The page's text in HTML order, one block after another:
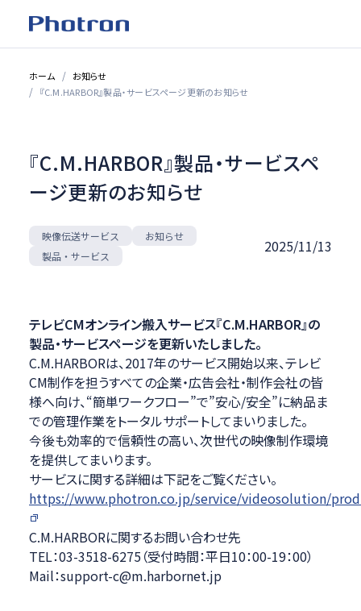
ホーム
お知らせ
『C.M.HARBOR』製品・サービスページ更新のお知らせ
『C.M.HARBOR』製品・サービスペ
ージ更新のお知らせ
映像伝送サービス お知らせ
製品・サービス
2025/11/13
テレビCMオンライン搬入サービス『C.M.HARBOR』の
製品・サービスページを更新いたしました。
C.M.HARBORは、2017年のサービス開始以来、テレビ
CM制作を担うすべての企業・広告会社・制作会社の皆
様へ向け、“簡単ワークフロー”で”安心/安全”に納品ま
での管理作業をトータルサポートしてまいりました。
今後も効率的で信頼性の高い、次世代の映像制作環境
を提供してまいります。
サービスに関する詳細は下記をご覧ください。
https://www.photron.co.jp/service/videosolution/
C.M.HARBORに関するお問い合わせ先
TEL：03-3518-6275（受付時間：平日10：00-19：00）
Mail：support-c@m.harbornet.jp